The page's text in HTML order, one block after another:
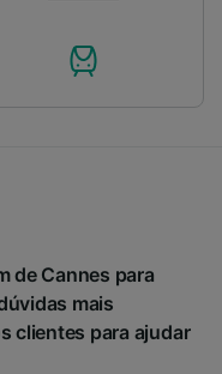
de Cannes para
mais
clientes para ajudar